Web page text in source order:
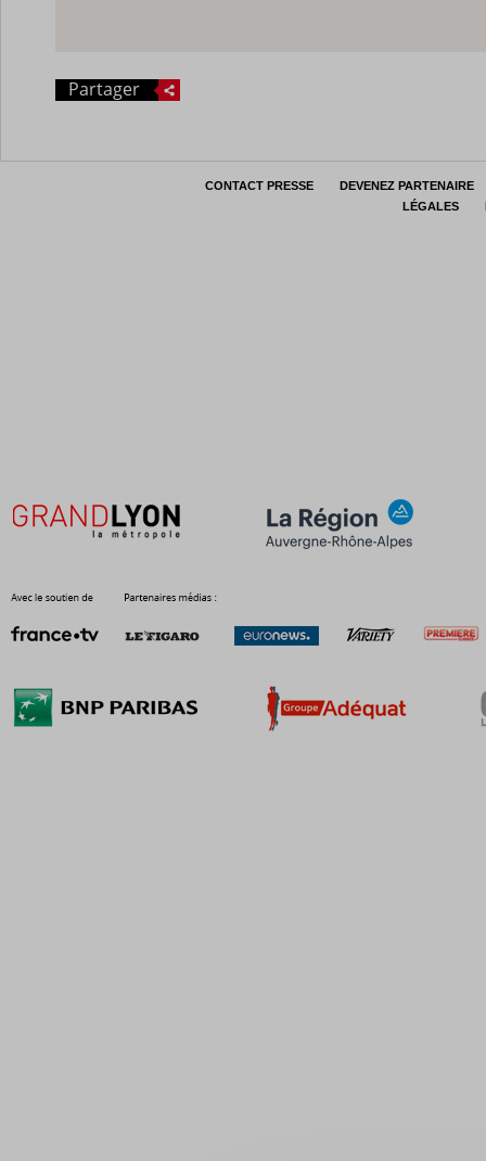
Partager
CONTACT PRESSE
DEVENEZ PARTENAIRE
LÉGALES